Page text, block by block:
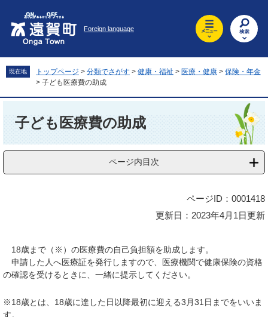
先
頭
を
飛
へ
Foreign language
現在地 トップページ > 分類でさがす > 健康・福祉 > 医療・健康 > 保険・年金
> 子ども医療費の助成
子ども医療費の助成
ページ内目次
ページID：0001418
更新日：2023年4月1日更新
18歳まで（※）の医療費の自己負担額を助成します。
申請した人へ医療証を発行しますので、医療機関で健康保険の資格
の確認を受けるときに、一緒に提示してください。
※18歳とは、18歳に達した日以降最初に迎える3月31日までをいいま
す。